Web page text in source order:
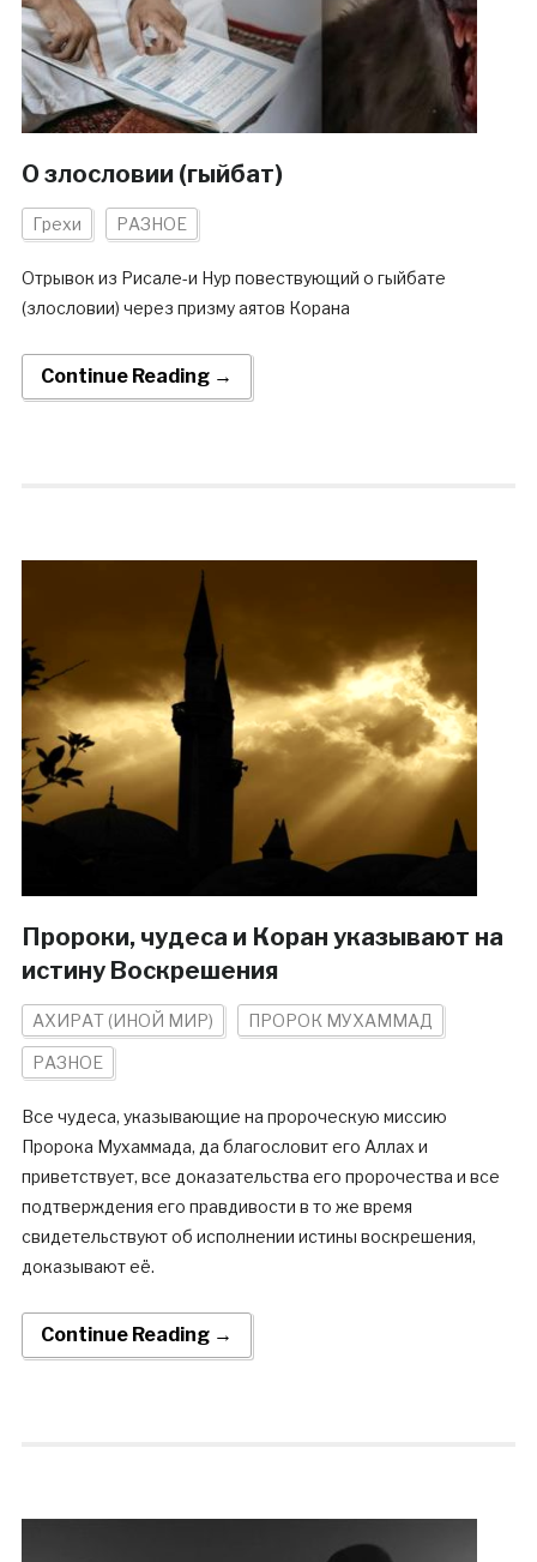
О злословии (гыйбат)
Грехи РАЗНОЕ
Отрывок из Рисале-и Нур повествующий о гыйбате
(злословии) через призму аятов Корана
Continue Reading →
Пророки, чудеса и Коран указывают на
истину Воскрешения
АХИРАТ (ИНОЙ МИР) ПРОРОК МУХАММАД
РАЗНОЕ
Все чудеса, указывающие на пророческую миссию
Пророка Мухаммада, да благословит его Аллах и
приветствует, все доказательства его пророчества и все
подтверждения его правдивости в то же время
свидетельствуют об исполнении истины воскрешения,
доказывают её.
Continue Reading →